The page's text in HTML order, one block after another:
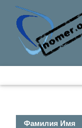
Фамилия Имя